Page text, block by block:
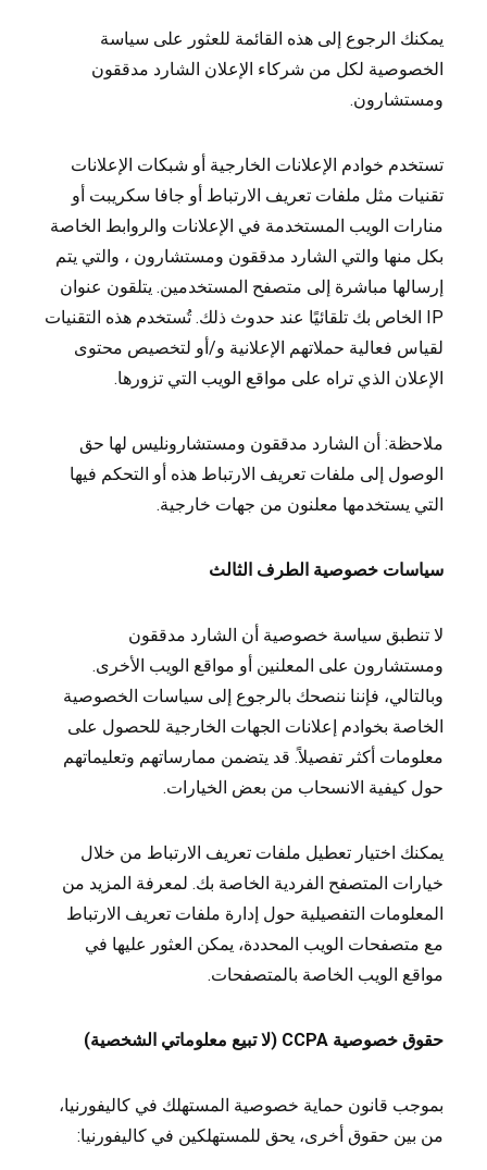
يمكنك الرجوع إلى هذه القائمة للعثور على سياسة
الخصوصية لكل من شركاء الإعلان الشارد مدققون
ومستشارون.
تستخدم خوادم الإعلانات الخارجية أو شبكات الإعلانات
تقنيات مثل ملفات تعريف الارتباط أو جافا سكريبت أو
منارات الويب المستخدمة في الإعلانات والروابط الخاصة
بكل منها والتي الشارد مدققون ومستشارون ، والتي يتم
إرسالها مباشرة إلى متصفح المستخدمين. يتلقون عنوان
IP الخاص بك تلقائيًا عند حدوث ذلك. تُستخدم هذه التقنيات
لقياس فعالية حملاتهم الإعلانية و/أو لتخصيص محتوى
الإعلان الذي تراه على مواقع الويب التي تزورها.
ملاحظة: أن الشارد مدققون ومستشارونليس لها حق
الوصول إلى ملفات تعريف الارتباط هذه أو التحكم فيها
التي يستخدمها معلنون من جهات خارجية.
سياسات خصوصية الطرف الثالث
لا تنطبق سياسة خصوصية أن الشارد مدققون
ومستشارون على المعلنين أو مواقع الويب الأخرى.
وبالتالي، فإننا ننصحك بالرجوع إلى سياسات الخصوصية
الخاصة بخوادم إعلانات الجهات الخارجية للحصول على
معلومات أكثر تفصيلاً. قد يتضمن ممارساتهم وتعليماتهم
حول كيفية الانسحاب من بعض الخيارات.
يمكنك اختيار تعطيل ملفات تعريف الارتباط من خلال
خيارات المتصفح الفردية الخاصة بك. لمعرفة المزيد من
المعلومات التفصيلية حول إدارة ملفات تعريف الارتباط
مع متصفحات الويب المحددة، يمكن العثور عليها في
مواقع الويب الخاصة بالمتصفحات.
حقوق خصوصية CCPA (لا تبيع معلوماتي الشخصية)
بموجب قانون حماية خصوصية المستهلك في كاليفورنيا،
من بين حقوق أخرى، يحق للمستهلكين في كاليفورنيا: